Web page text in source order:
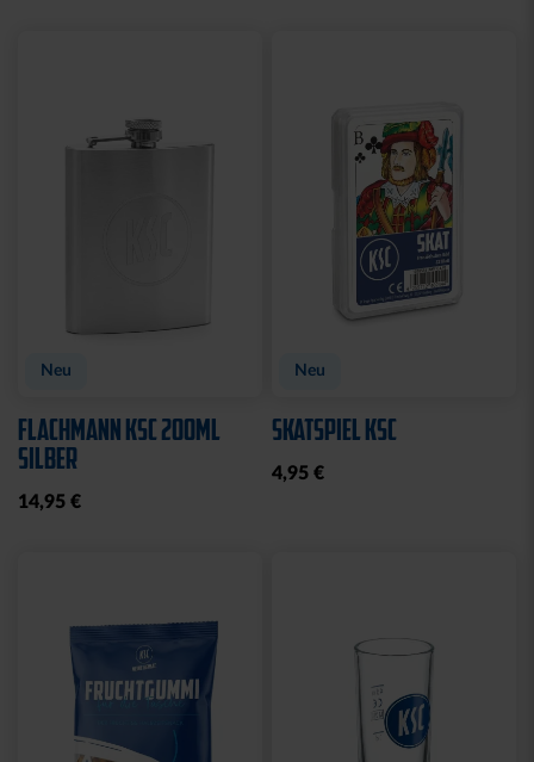
Neu
FLACHMANN KSC 200ML
SILBER
14,95 €
Neu
SKATSPIEL KSC
4,95 €